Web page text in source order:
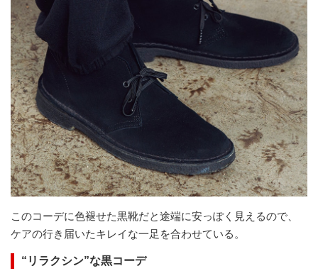
このコーデに色褪せた黒靴だと途端に安っぽく見えるので、
ケアの行き届いたキレイな一足を合わせている。
“リラクシン”な黒コーデ